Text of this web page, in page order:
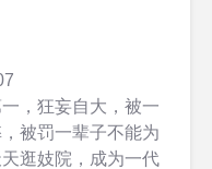
，狂妄自大，被一
被罚一辈子不能为
逛妓院，成为一代